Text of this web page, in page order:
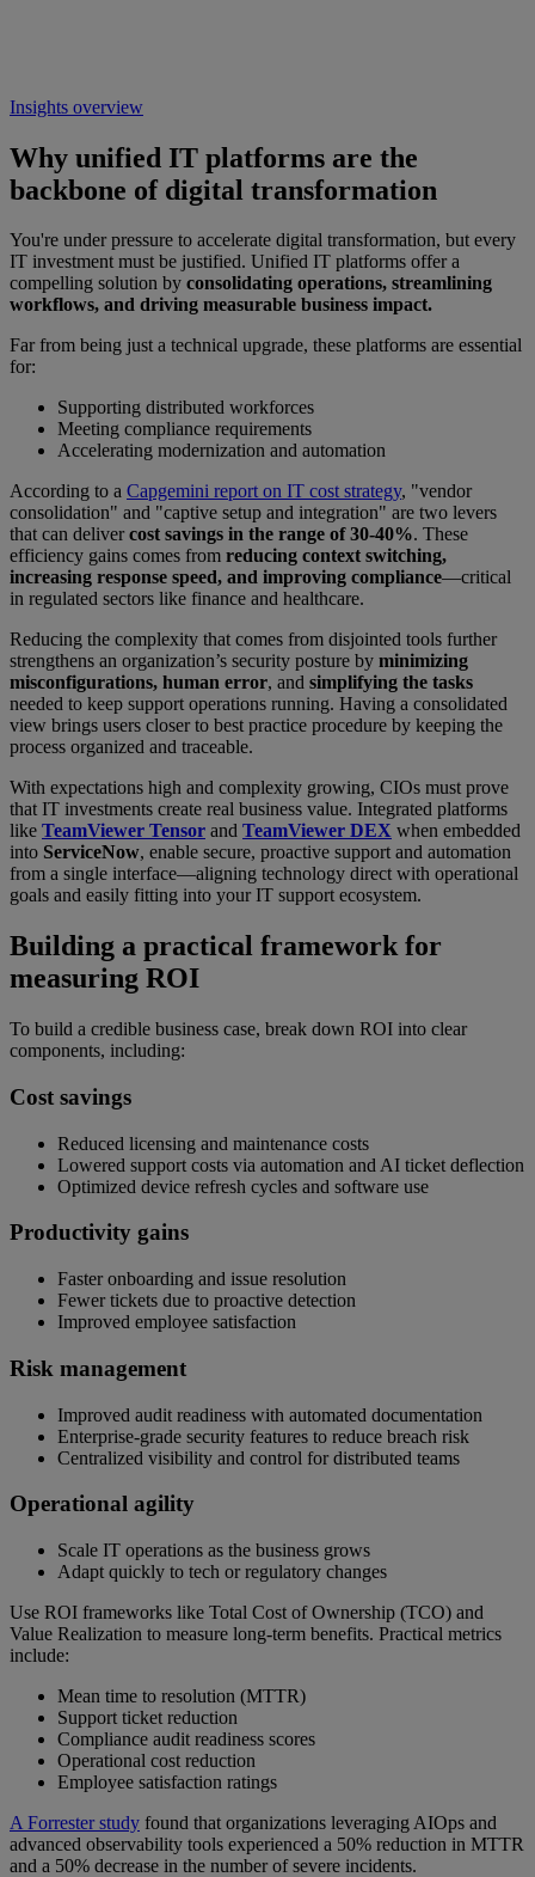
Insights overview
Why unified IT platforms are the
backbone of digital transformation
You're under pressure to accelerate digital transformation, but every
IT investment must be justified. Unified IT platforms offer a
compelling solution by consolidating operations, streamlining
workflows, and driving measurable business impact.
Far from being just a technical upgrade, these platforms are essential
for:
Supporting distributed workforces
Meeting compliance requirements
Accelerating modernization and automation
According to a Capgemini report on IT cost strategy, "vendor
consolidation" and "captive setup and integration" are two levers
that can delivercost savings in the range of 30-40%. These
efficiency gains comes from reducing context switching,
increasing response speed, and improving compliance—critical
in regulated sectors like finance and healthcare.
Reducing the complexity that comes from disjointed tools further
strengthens an organization’s security posture by minimizing
misconfigurations, human error, and simplifying the tasks
needed to keep support operations running. Having a consolidated
view brings users closer to best practice procedure by keeping the
process organized and traceable.
With expectations high and complexity growing, CIOs must prove
that IT investments create real business value. Integrated platforms
like TeamViewer Tensor and TeamViewer DEX when embedded
into ServiceNow, enable secure, proactive support and automation
from a single interface—aligning technology direct with operational
goals and easily fitting into your IT support ecosystem.
Building a practical framework for
measuring ROI
To build a credible business case, break down ROI into clear
components, including:
Cost savings
Reduced licensing and maintenance costs
Lowered support costs via automation and AI ticket deflection
Optimized device refresh cycles and software use
Productivity gains
Faster onboarding and issue resolution
Fewer tickets due to proactive detection
Improved employee satisfaction
Risk management
Improved audit readiness with automated documentation
Enterprise-grade security features to reduce breach risk
Centralized visibility and control for distributed teams
Operational agility
Scale IT operations as the business grows
Adapt quickly to tech or regulatory changes
Use ROI frameworks like Total Cost of Ownership (TCO) and
Value Realization to measure long-term benefits. Practical metrics
include:
Mean time to resolution (MTTR)
Support ticket reduction
Compliance audit readiness scores
Operational cost reduction
Employee satisfaction ratings
A Forrester study found that organizations leveraging AIOps and
advanced observability tools experienced a 50% reduction in MTTR
and a 50% decrease in the number of severe incidents.